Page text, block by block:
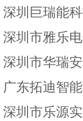
深圳巨瑞能
深圳市雅乐
深圳市华瑞
广东拓迪智
深圳市乐源